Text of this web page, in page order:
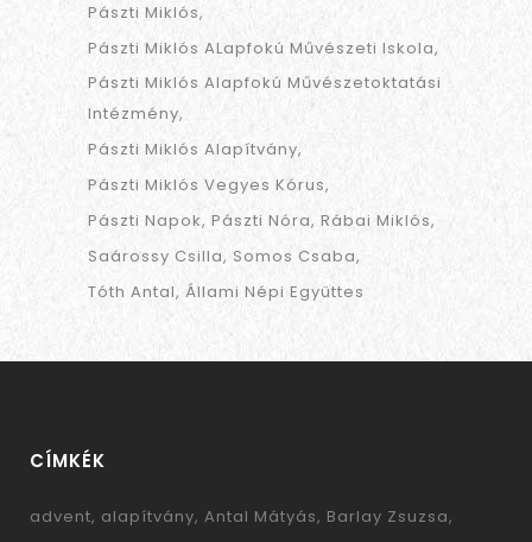
Pászti Miklós
Pászti Miklós ALapfokú Művészeti Iskola
Pászti Miklós Alapfokú Művészetoktatási
Intézmény
Pászti Miklós Alapítvány
Pászti Miklós Vegyes Kórus
Pászti Napok Pászti Nóra Rábai Miklós
Saárossy Csilla Somos Csaba
Tóth Antal Állami Népi Együttes
CÍMKÉK
advent alapítvány Antal Mátyás Barlay Zsuzsa